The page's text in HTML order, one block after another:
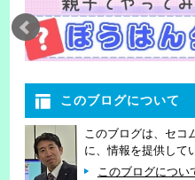
このブログについて
このブログは、セコ
に、情報を提供して
このブログについ